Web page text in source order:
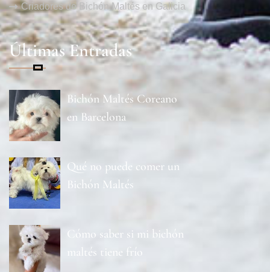
Criadores de Bichón Maltés en Galicia
Últimas Entradas
Bichón Maltés Coreano
en Barcelona
Qué no puede comer un
Bichón Maltés
Cómo saber si mi bichón
maltés tiene frío